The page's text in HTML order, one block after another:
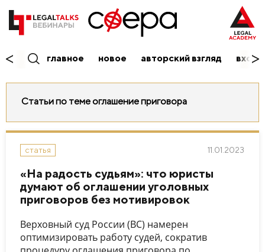
главное новое авторский взгляд вход/
Статьи по теме оглашение приговора
статья 11.01.2023
«На радость судьям»: что юристы
думают об оглашении уголовных
приговоров без мотивировок
Верховный суд России (ВС) намерен
оптимизировать работу судей, сократив